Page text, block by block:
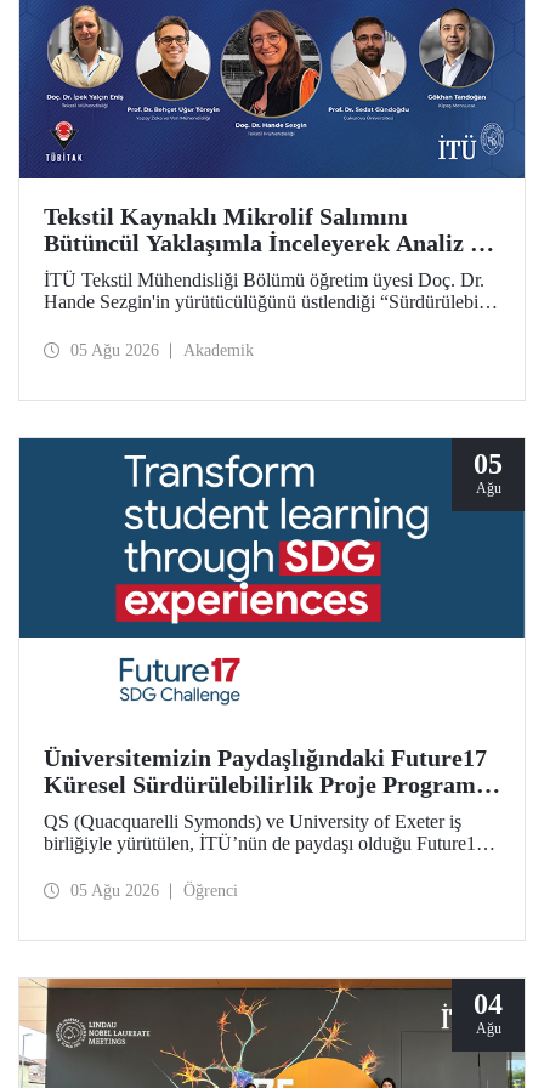
Tekstil Kaynaklı Mikrolif Salımını
Bütüncül Yaklaşımla İnceleyerek Analiz ve
Azaltım Stratejileri Geliştirecek Projeye
TÜBİTAK Desteği
İTÜ Tekstil Mühendisliği Bölümü öğretim üyesi Doç. Dr.
Hande Sezgin'in yürütücülüğünü üstlendiği “Sürdürülebilir
Koşullarına Bağlı Mikrolif Salımı: Aşınma, UV Maruziyeti
kapsamında desteklenmeye hak kazandı.
05 Ağu 2026 Akademik
05
Ağu
Üniversitemizin Paydaşlığındaki Future17
Küresel Sürdürülebilirlik Proje Programı,
Öğrencilerimizin Başvurularını Bekliyor
QS (Quacquarelli Symonds) ve University of Exeter iş
birliğiyle yürütülen, İTÜ’nün de paydaşı olduğu Future17
öğrenci başvuruları açıldı. Başvurular için son gün 31
05 Ağu 2026 Öğrenci
04
Ağu